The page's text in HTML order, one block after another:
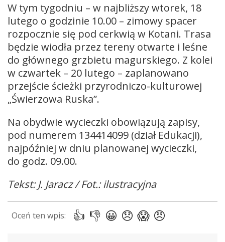
W tym tygodniu – w najbliższy wtorek, 18
lutego o godzinie 10.00 – zimowy spacer
rozpocznie się pod cerkwią w Kotani. Trasa
będzie wiodła przez tereny otwarte i leśne
do głównego grzbietu magurskiego. Z kolei
w czwartek – 20 lutego – zaplanowano
przejście ścieżki przyrodniczo-kulturowej
„Świerzowa Ruska”.
Na obydwie wycieczki obowiązują zapisy,
pod numerem 134414099 (dział Edukacji),
najpóźniej w dniu planowanej wycieczki,
do godz. 09.00.
Tekst: J. Jaracz / Fot.: ilustracyjna